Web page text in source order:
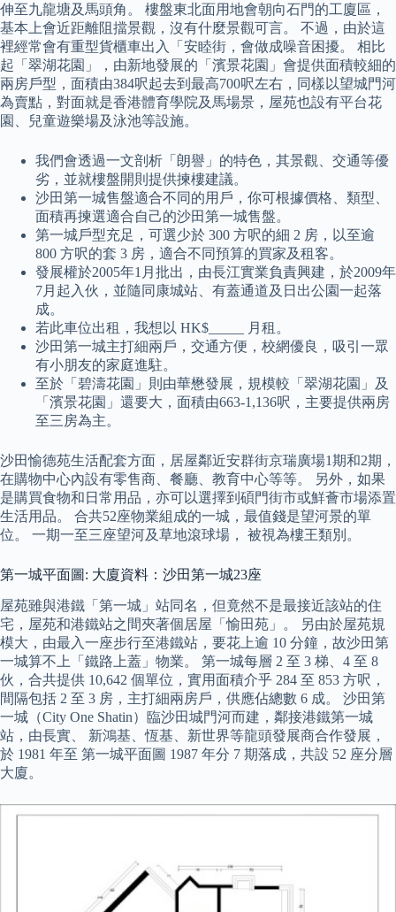
伸至九龍塘及馬頭角。 樓盤東北面用地會朝向石門的工廈區，
基本上會近距離阻擋景觀，沒有什麼景觀可言。 不過，由於這
裡經常會有重型貨櫃車出入「安睦街，會做成噪音困擾。 相比
起「翠湖花園」，由新地發展的「濱景花園」會提供面積較細的
兩房戶型，面積由384呎起去到最高700呎左右，同樣以望城門河
為賣點，對面就是香港體育學院及馬場景，屋苑也設有平台花
園、兒童遊樂場及泳池等設施。
我們會透過一文剖析「朗譽」的特色，其景觀、交通等優
劣，並就樓盤開則提供揀樓建議。
沙田第一城售盤適合不同的用戶，你可根據價格、類型、
面積再揀選適合自己的沙田第一城售盤。
第一城戶型充足，可選少於 300 方呎的細 2 房，以至逾
800 方呎的套 3 房，適合不同預算的買家及租客。
發展權於2005年1月批出，由長江實業負責興建，於2009年
7月起入伙，並隨同康城站、有蓋通道及日出公園一起落
成。
若此車位出租，我想以 HK$_____ 月租。
沙田第一城主打細兩戶，交通方便，校網優良，吸引一眾
有小朋友的家庭進駐。
至於「碧濤花園」則由華懋發展，規模較「翠湖花園」及
「濱景花園」還要大，面積由663-1,136呎，主要提供兩房
至三房為主。
沙田愉德苑生活配套方面，居屋鄰近安群街京瑞廣場1期和2期，
在購物中心內設有零售商、餐廳、教育中心等等。 另外，如果
是購買食物和日常用品，亦可以選擇到碩門街市或鮮薈市場添置
生活用品。 合共52座物業組成的一城，最值錢是望河景的單
位。 一期一至三座望河及草地滾球場， 被視為樓王類別。
第一城平面圖: 大廈資料：沙田第一城23座
屋苑雖與港鐵「第一城」站同名，但竟然不是最接近該站的住
宅，屋苑和港鐵站之間夾著個居屋「愉田苑」。 另由於屋苑規
模大，由最入一座步行至港鐵站，要花上逾 10 分鐘，故沙田第
一城算不上「鐵路上蓋」物業。 第一城每層 2 至 3 梯、4 至 8
伙，合共提供 10,642 個單位，實用面積介乎 284 至 853 方呎，
間隔包括 2 至 3 房，主打細兩房戶，供應佔總數 6 成。 沙田第
一城（City One Shatin）臨沙田城門河而建，鄰接港鐵第一城
站，由長實、 新鴻基、恆基、新世界等龍頭發展商合作發展，
於 1981 年至 第一城平面圖 1987 年分 7 期落成，共設 52 座分層
大廈。